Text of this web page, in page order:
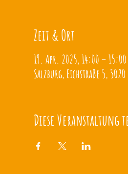
Zeit & Ort
19. Apr. 2025, 14:00 – 15:00
Salzburg, Eichstraße 5,
Diese Veranstaltung